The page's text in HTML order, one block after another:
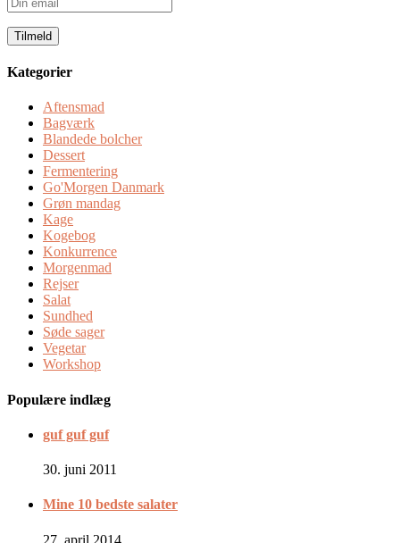
email
Kategorier
Aftensmad
Bagværk
Blandede bolcher
Dessert
Fermentering
Go'Morgen Danmark
Grøn mandag
Kage
Kogebog
Konkurrence
Morgenmad
Rejser
Salat
Sundhed
Søde sager
Vegetar
Workshop
Populære indlæg
guf guf guf
30. juni 2011
Mine 10 bedste salater
27. april 2014